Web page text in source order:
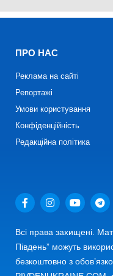
ПРО НАС
Реклама на сайті
Репортажі
Умови користування
Конфіденційність
Редакційна політика
Всі права захищені.
Південь” можуть
безкоштовно з